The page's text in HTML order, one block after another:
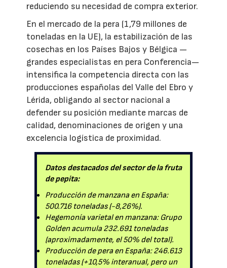
reduciendo su necesidad de compra exterior.
En el mercado de la pera (1,79 millones de
toneladas en la UE), la estabilización de las
cosechas en los Países Bajos y Bélgica —
grandes especialistas en pera Conferencia—
intensifica la competencia directa con las
producciones españolas del Valle del Ebro y
Lérida, obligando al sector nacional a
defender su posición mediante marcas de
calidad, denominaciones de origen y una
excelencia logística de proximidad.
Datos destacados del sector de la fruta
de pepita:
Producción de manzana en España:
500.716 toneladas (-8,26%).
Hegemonía varietal en manzana: Grupo
Golden acumula 232.691 toneladas
(aproximadamente, el 50% del total).
Producción de pera en España: 246.613
toneladas (+10,5% interanual, pero un